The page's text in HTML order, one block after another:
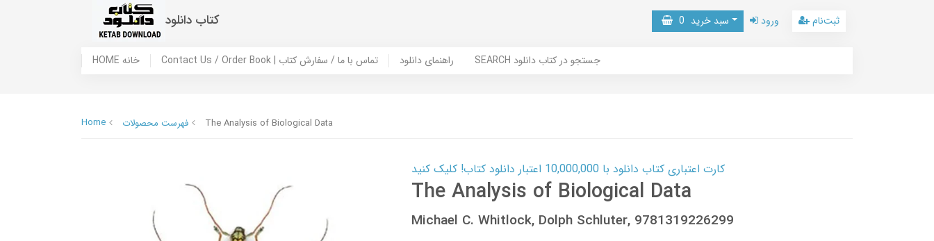
کتاب دانلود سبد خرید 0 ورود ثبت‌نام
HOME خانه Contact Us / Order Book | تماس با ما / سفارش کتاب راهنمای دانلود SEARCH جستجو در کتاب دانلود
Home فهرست محصولات The Analysis of Biological Data
کارت اعتباری کتاب دانلود با 10,000,000 اعتبار دانلود کتاب! کلیک کنید
The Analysis of Biological Data
Michael C. Whitlock, Dolph Schluter, 9781319226299